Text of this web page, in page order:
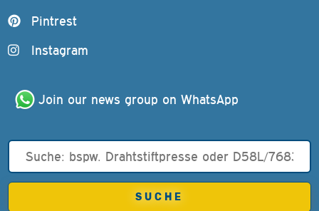
Pintrest
Instagram
Join our news group on WhatsApp